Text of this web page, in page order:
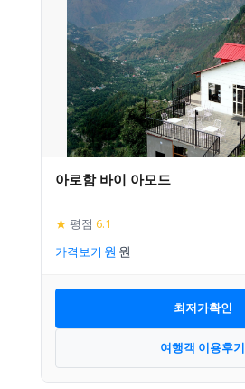
아로함 바이 아모드
★ 평점 6.1
가격보기
최저가확인
여행객 이용후기